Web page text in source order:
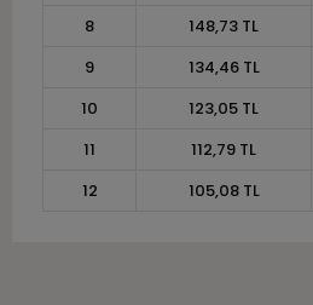
8
148,73 TL
9
134,46 TL
10
123,05 TL
11
112,79 TL
12
105,08 TL